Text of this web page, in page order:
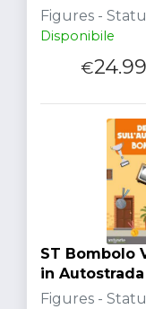
Figures -
Disponibile
€24.99
ST Bombolo
in Autostrada
Figures -